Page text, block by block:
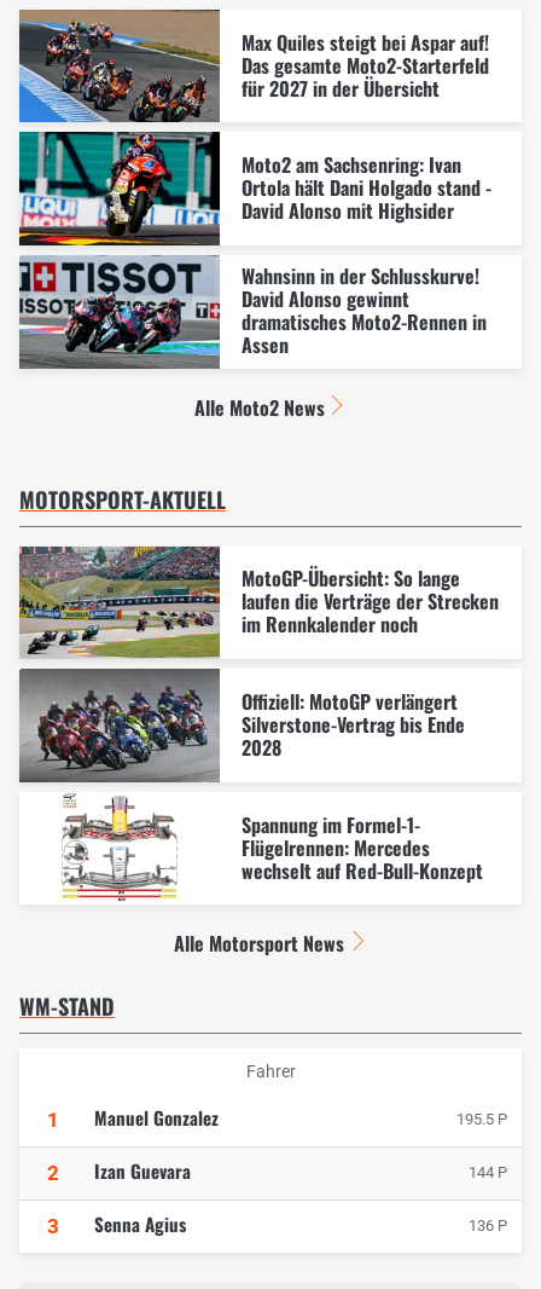
Max Quiles steigt bei Aspar auf!
Das gesamte Moto2-Starterfeld
für 2027 in der Übersicht
Moto2 am Sachsenring: Ivan
Ortola hält Dani Holgado stand -
David Alonso mit Highsider
Wahnsinn in der Schlusskurve!
David Alonso gewinnt
dramatisches Moto2-Rennen in
Assen
Alle Moto2 News
MOTORSPORT-AKTUELL
MotoGP-Übersicht: So lange
laufen die Verträge der Strecken
im Rennkalender noch
Offiziell: MotoGP verlängert
Silverstone-Vertrag bis Ende
2028
Spannung im Formel-1-
Flügelrennen: Mercedes
wechselt auf Red-Bull-Konzept
Alle Motorsport News
WM-STAND
Fahrer
1 Manuel Gonzalez 195.5 P
2 Izan Guevara 144 P
3 Senna Agius 136 P